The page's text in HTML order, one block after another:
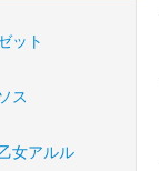
ット
ス
女アルル